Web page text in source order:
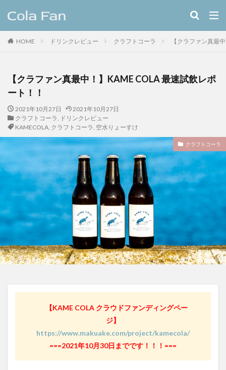
HOME ドリンクレビュー クラフトコーラ 【クラファン真最
【クラファン真最中！】KAME COLA 最速試飲レポ
ート！！
2021年10月27日
2021年10月27日
クラフトコーラ, ドリンクレビュー
KAMECOLA, クラフトコーラ, 空水りょーすけ
クラフトコーラ
【KAME COLA クラウドファンディングペー
ジ】
https://www.makuake.com/project/kamecola/
===2021年10月30日までです！！！===
クラフトコーラ
タグ
11種のスパイスコーラ 伊良コーラ
ラムネ
ラララコーラ レシピ
ローカル
ローカルコーラ
ロイヤル 九州
伊藤甘味
ヤーコン
八海山
八海醸造株式会社
北摂スパイスコーラ
北摂スパイス研究所
北海道クラフトコーラ
十勝夕暮れコーラ
埼玉クラフトコーラ
大和コーラ
屋久島1000年コーラ
ヤーコンシロップ
モンデマンエステー
島根県
ポークソテー
ハンズ
ピザ
ピノコーラ
ペプシコーラ
ボタニカル
モンスターエナジー
ポップコーン
ボトル
またたびコーラ